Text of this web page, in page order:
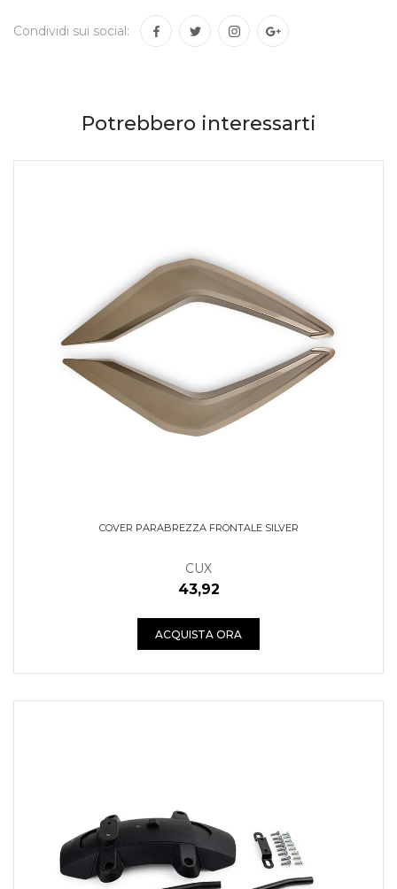
Condividi sui social:
Potrebbero interessarti
COVER PARABREZZA FRONTALE SILVER
CUX
43,92
ACQUISTA ORA